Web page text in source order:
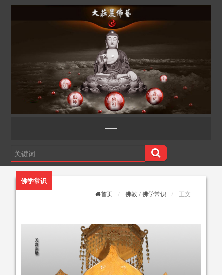
佛学常识
首页 佛教/佛学常识 正文